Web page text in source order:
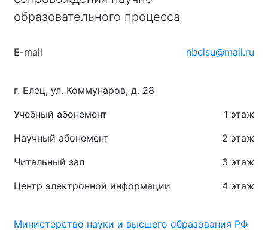
образовательного процесса
E-mail nbelsu@mail.ru
г. Елец, ул. Коммунаров, д. 28
Учебный абонемент
1 этаж
Научный абонемент
2 этаж
Читальный зал
3 этаж
Центр электронной информации
4 этаж
Министерство науки и высшего образования РФ